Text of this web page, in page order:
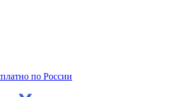
по России